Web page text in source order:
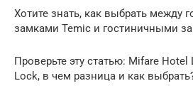
Хотите знать, как выбрать между
замками Temic и гостиничными
Проверьте эту статью: Mifare Hotel
Lock, в чем разница и как